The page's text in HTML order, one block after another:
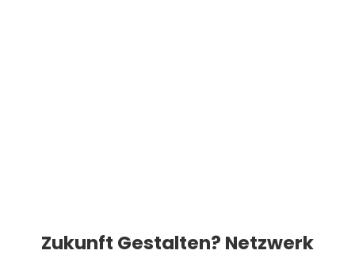
Zukunft Gestalten? Netzwerk